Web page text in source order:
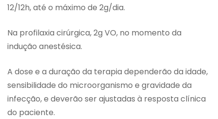
12/12h, até o máximo de 2g/dia.
Na profilaxia cirúrgica, 2g VO, no momento da
indução anestésica.
A dose e a duração da terapia dependerão da idade,
sensibilidade do microorganismo e gravidade da
infecção, e deverão ser ajustadas à resposta clínica
do paciente.